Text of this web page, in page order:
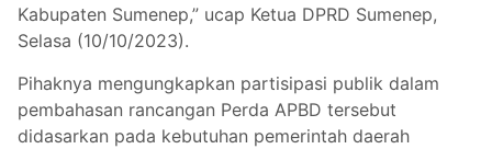
Kabupaten Sumenep,” ucap Ketua DPRD Sumenep,
Selasa (10/10/2023).
Pihaknya mengungkapkan partisipasi publik dalam
pembahasan rancangan Perda APBD tersebut
didasarkan pada kebutuhan pemerintah daerah